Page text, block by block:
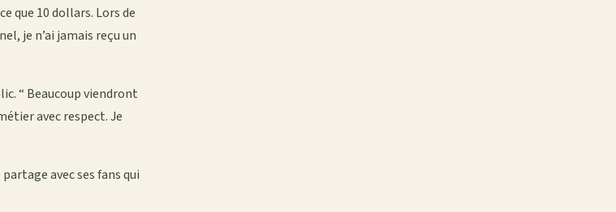
que 10 dollars. Lors de
je n’ai jamais reçu un
“ Beaucoup viendront
avec respect. Je
avec ses fans qui